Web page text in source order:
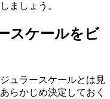
ましょう。
スケールをビ
ュラースケールとは見
らかじめ決定しておく